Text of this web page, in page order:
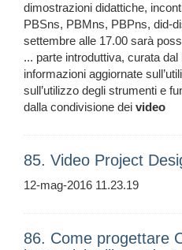
dimostrazioni didattiche,
PBSns, PBMns, PBPns, did-
settembre alle 17.00 sarà
... parte introduttiva, curata
informazioni aggiornate
sull’utilizzo degli strumenti e
dalla condivisione dei video
85. Video Project
12-mag-2016 11.23.19
86. Come progettare